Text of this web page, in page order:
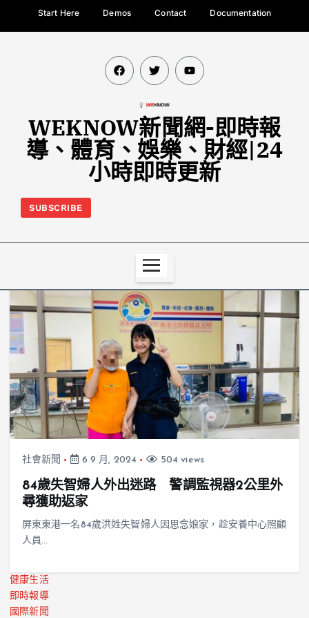
Start Here Demos Contact Documentation
WEKNOW新聞網-即時報
導、體育、娛樂、財經|24
小時即時更新
SUBSCRIBE
社會新聞 6 9 月, 2024 504 views
84歲失智婦人外出迷路 警調監視器2公里外
尋獲助返家
屏東東港一名84歲洪姓失智婦人因思念娘家，趁安養中心照顧
人員…
健康生活
即時報導
國際新聞